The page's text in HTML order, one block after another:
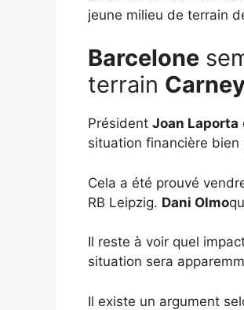
jeune milieu de terrain
Barcelone
terrain
Président Joan Laporta
situation financière
Cela a été prouvé
RB Leipzig. Dani Olmo
Il reste à voir quel
situation sera
Il existe un argument